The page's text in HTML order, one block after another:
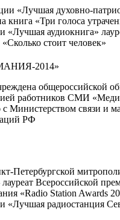
«Лучшая духовно-
книга «Три голоса
«Лучшая аудиокнига»
стоит человек»
2014»
общероссийской
работников СМИ
с Министерством связи и
РФ
Петербургской
Всероссийской
«Radio Station Awards
«Лучшая радиостанция